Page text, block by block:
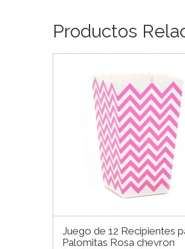
Productos
Juego de 12 Recipientes
Palomitas Rosa chevron